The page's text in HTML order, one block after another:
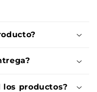
los productos?